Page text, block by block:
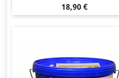
Hinta
18,90 €